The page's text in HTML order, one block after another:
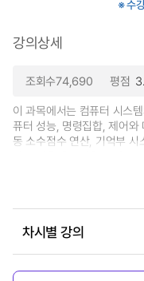
※ 수
강의상세
조회수74,690 평점
이 과목에서는 컴퓨터 시스
퓨터 성능, 명령집합, 제어와
동 소수점수 연산, 기억부
차시별 강의